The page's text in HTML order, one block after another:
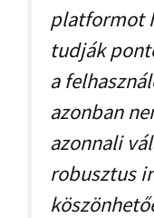
platformot
tudják
a
azonban
azonnali
robusztus